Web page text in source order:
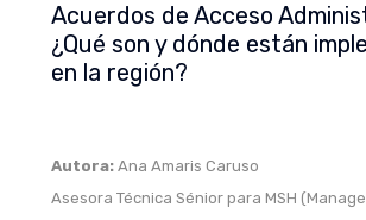
Acuerdos de Acceso
¿Qué son y dónde están
en la región?
Autora: Ana Amaris Caruso
Asesora Técnica Sénior para MSH